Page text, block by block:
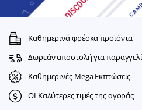
Καθημερινά φρέσκα προϊόντα
Δωρεάν αποστολή για
Καθημερινές Mega Εκπτώσεις
ΟΙ Καλύτερες τιμές της αγοράς